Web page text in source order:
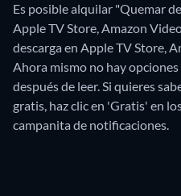
Es posible alquilar "Quemar
Apple TV Store, Amazon
descarga en Apple TV Store,
Ahora mismo no hay
después de leer. Si quieres
gratis, haz clic en 'Gratis' en
campanita de notificaciones.